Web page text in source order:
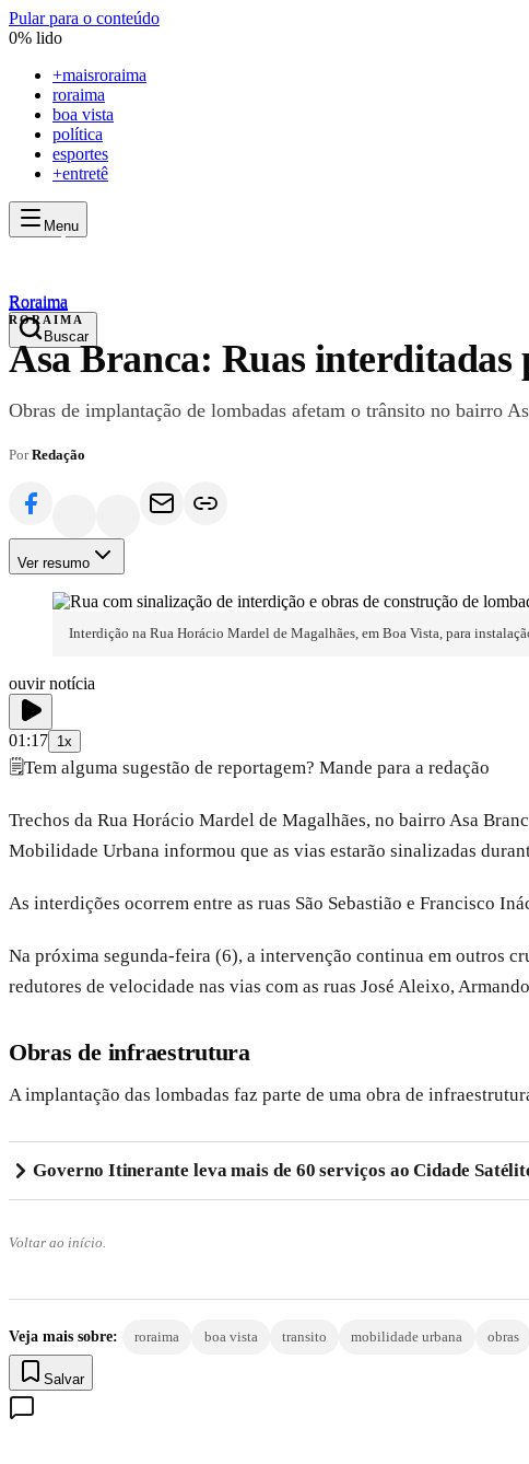
Pular para o conteúdo
0% lido
+maisroraima
roraima
boa vista
política
esportes
+entretê
Menu
maisroraima
Roraima
Buscar
Roraima
RORAIMA
Asa Branca: Ruas interditadas
Obras de implantação de lombadas afetam o trânsito no bairro
PorRedação
Ver resumo
Interdição na Rua Horácio Mardel de Magalhães, em Boa Vista, para
ouvir notícia
01:17 1x
🗒️Tem alguma sugestão de reportagem? Mande para a redação
Trechos da Rua Horácio Mardel de Magalhães, no bairro Asa
Mobilidade Urbana informou que as vias estarão sinalizadas
As interdições ocorrem entre as ruas São Sebastião e Francisco
Na próxima segunda-feira (6), a intervenção continua em outros
redutores de velocidade nas vias com as ruas José Aleixo,
Obras de infraestrutura
A implantação das lombadas faz parte de uma obra de
Governo Itinerante leva mais de 60 serviços ao Cidade
Voltar ao início.
Veja mais sobre: roraima boa vista transito mobilidade urbana obras
Salvar